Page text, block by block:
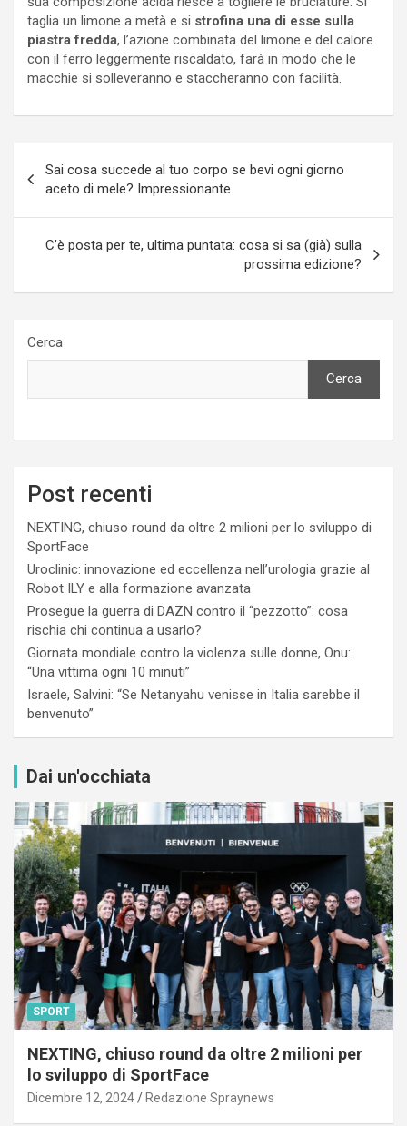
taglia un limone a metà e si strofina una di esse sulla
piastra fredda, l’azione combinata del limone e del calore
con il ferro leggermente riscaldato, farà in modo che le
macchie si solleveranno e staccheranno con facilità.
articoli
Sai cosa succede al tuo corpo se bevi ogni giorno
aceto di mele? Impressionante
C’è posta per te, ultima puntata: cosa si sa (già) sulla
prossima edizione?
Cerca
Cerca
Post recenti
NEXTING, chiuso round da oltre 2 milioni per lo sviluppo di
SportFace
Uroclinic: innovazione ed eccellenza nell’urologia grazie al
Robot ILY e alla formazione avanzata
Prosegue la guerra di DAZN contro il “pezzotto”: cosa
rischia chi continua a usarlo?
Giornata mondiale contro la violenza sulle donne, Onu:
“Una vittima ogni 10 minuti”
Israele, Salvini: “Se Netanyahu venisse in Italia sarebbe il
benvenuto”
Dai un'occhiata
SPORT
NEXTING, chiuso round da oltre 2 milioni per
lo sviluppo di SportFace
Dicembre 12, 2024 Redazione Spraynews